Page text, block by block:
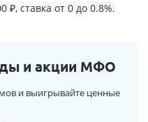
₽, ставка от 0 до 0.8%.
и акции МФО
и выигрывайте ценные